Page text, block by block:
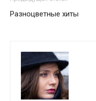
Разноцветные хиты